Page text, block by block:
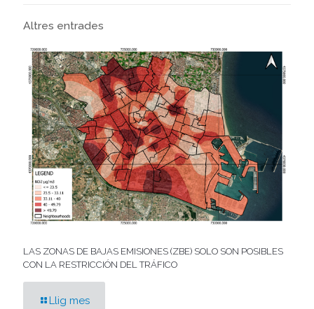
Altres entrades
LAS ZONAS DE BAJAS EMISIONES (ZBE) SOLO SON POSIBLES
CON LA RESTRICCIÓN DEL TRÁFICO
Llig mes